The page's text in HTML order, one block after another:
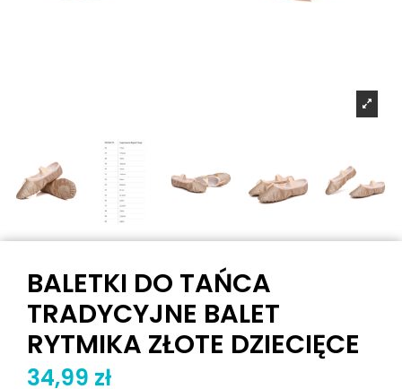
BALETKI DO TAŃCA
TRADYCYJNE BALET
RYTMIKA ZŁOTE DZIECIĘCE
34,99 zł